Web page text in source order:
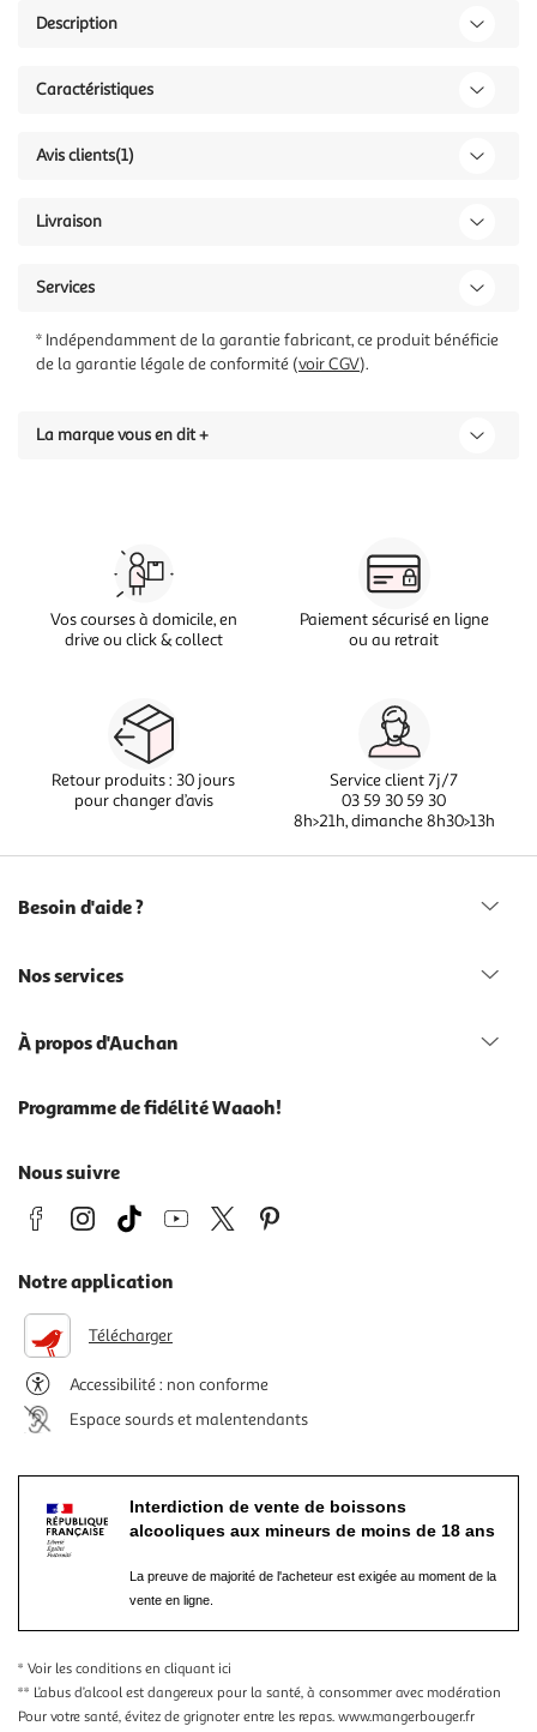
Description
Caractéristiques
Avis clients(1)
Livraison
Services
* Indépendamment de la garantie fabricant, ce produit bénéficie
de la garantie légale de conformité (voir CGV).
La marque vous en dit +
Vos courses à domicile, en
drive ou click & collect
Paiement sécurisé en ligne
ou au retrait
Retour produits : 30 jours
pour changer d’avis
Service client 7j/7
03 59 30 59 30
8h>21h, dimanche 8h30>13h
Besoin d'aide ?
Nos services
À propos d'Auchan
Programme de fidélité Waaoh!
Nous suivre
Notre application
Télécharger
Accessibilité : non conforme
Espace sourds et malentendants
Interdiction de vente de boissons
alcooliques aux mineurs de moins de 18 ans
La preuve de majorité de l'acheteur est exigée au moment de la
vente en ligne.
* Voir les conditions en cliquant ici
** L’abus d’alcool est dangereux pour la santé, à consommer avec modération
Pour votre santé, évitez de grignoter entre les repas. www.mangerbouger.fr